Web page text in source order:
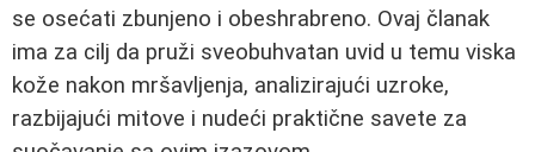
se osećati zbunjeno i obeshrabreno. Ovaj članak
ima za cilj da pruži sveobuhvatan uvid u temu viska
kože nakon mršavljenja, analizirajući uzroke,
razbijajući mitove i nudeći praktične savete za